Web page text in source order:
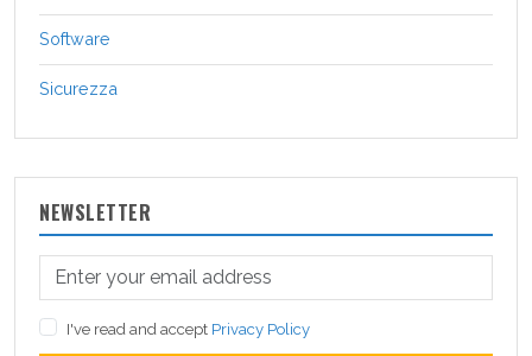
Software
Sicurezza
NEWSLETTER
I've read and accept Privacy Policy